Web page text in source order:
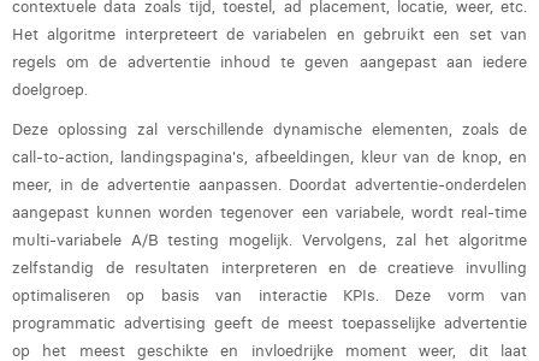
Ninon Chevalier
Olivia Lohest
Pieter Maesmans
Sebastiaan Reeskamp
Sven Bosschem
Thomas Kurevic
Thomas Riis
contextuele data zoals tijd, toestel, ad placement, locatie, weer, etc.
Het algoritme interpreteert de variabelen en gebruikt een set van
regels om de advertentie inhoud te geven aangepast aan iedere
doelgroep.
Deze oplossing zal verschillende dynamische elementen, zoals de
call-to-action, landingspagina's, afbeeldingen, kleur van de knop, en
meer, in de advertentie aanpassen. Doordat advertentie-onderdelen
aangepast kunnen worden tegenover een variabele, wordt real-time
multi-variabele A/B testing mogelijk. Vervolgens, zal het algoritme
zelfstandig de resultaten interpreteren en de creatieve invulling
optimaliseren op basis van interactie KPIs. Deze vorm van
programmatic advertising geeft de meest toepasselijke advertentie
op het meest geschikte en invloedrijke moment weer, dit laat